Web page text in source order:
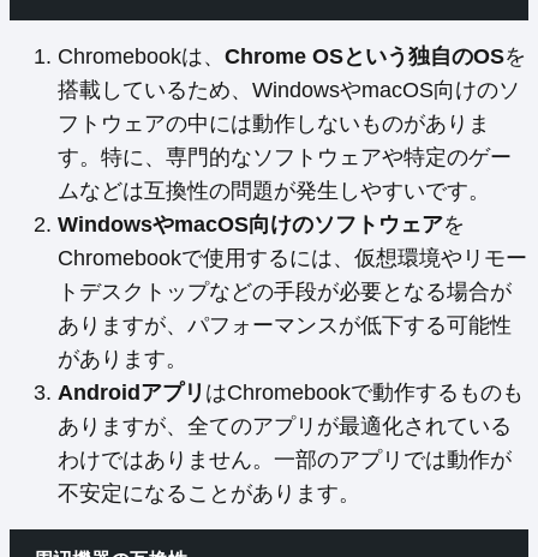
Chromebookは、 Chrome OSという独自のOSを
搭載しているため、WindowsやmacOS向けのソ
フトウェアの中には動作しないものがありま
す。特に、専門的なソフトウェアや特定のゲー
ムなどは互換性の問題が発生しやすいです。
WindowsやmacOS向けのソフトウェアを
Chromebookで使用するには、仮想環境やリモー
トデスクトップなどの手段が必要となる場合が
ありますが、パフォーマンスが低下する可能性
があります。
Androidアプリ はChromebookで動作するものも
ありますが、全てのアプリが最適化されている
わけではありません。一部のアプリでは動作が
不安定になることがあります。